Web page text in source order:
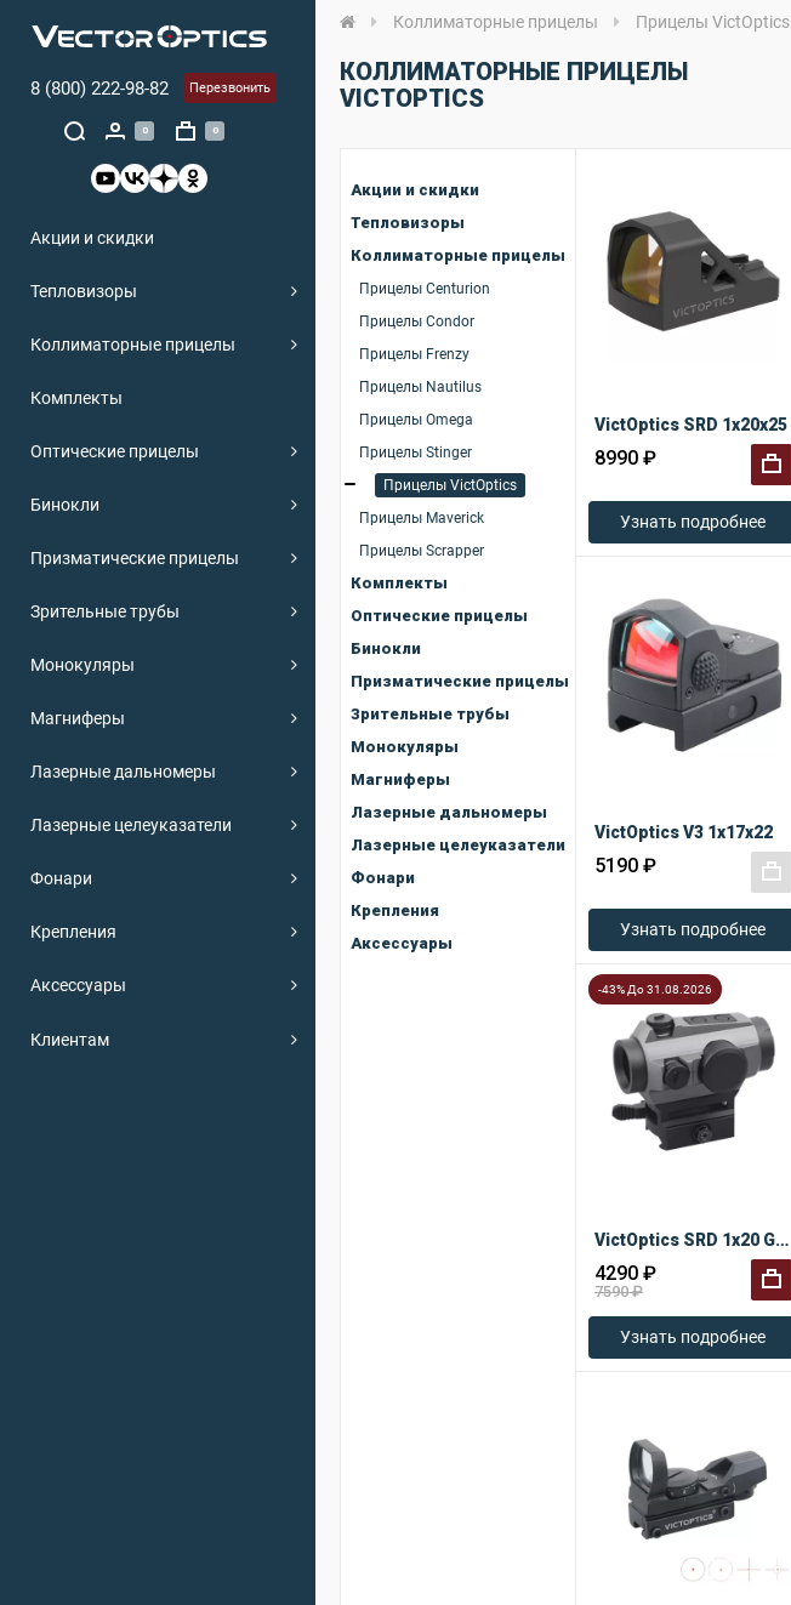
8 (800) 222-98-82 Перезвонить
0 0
Акции и скидки
Тепловизоры
Коллиматорные прицелы
Комплекты
Оптические прицелы
Бинокли
Призматические прицелы
Зрительные трубы
Монокуляры
Магниферы
Лазерные дальномеры
Лазерные целеуказатели
Фонари
Крепления
Аксессуары
Клиентам
Коллиматорные прицелы Прицелы VictOptics
КОЛЛИМАТОРНЫЕ ПРИЦЕЛЫ
VICTOPTICS
Акции и скидки
Тепловизоры
Коллиматорные прицелы
Прицелы Centurion
Прицелы Condor
Прицелы Frenzy
Прицелы Nautilus
Прицелы Omega
Прицелы Stinger
Прицелы VictOptics
Прицелы Maverick
Прицелы Scrapper
Комплекты
Оптические прицелы
Бинокли
Призматические прицелы
Зрительные трубы
Монокуляры
Магниферы
Лазерные дальномеры
Лазерные целеуказатели
Фонари
Крепления
Аксессуары
VictOptics SRD 1x20x25
8990 ₽
Узнать подробнее
VictOptics V3 1x17x22
5190 ₽
Узнать подробнее
-43% До 31.08.2026
VictOptics SRD 1x20 GRA
4290 ₽
7590 ₽
Узнать подробнее